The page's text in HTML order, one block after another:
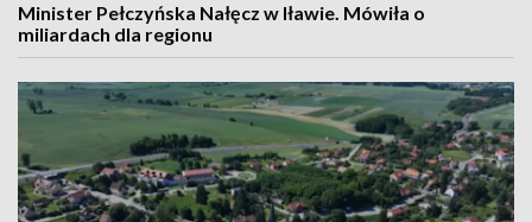
Minister Pełczyńska Nałęcz w Iławie. Mówiła o
miliardach dla regionu